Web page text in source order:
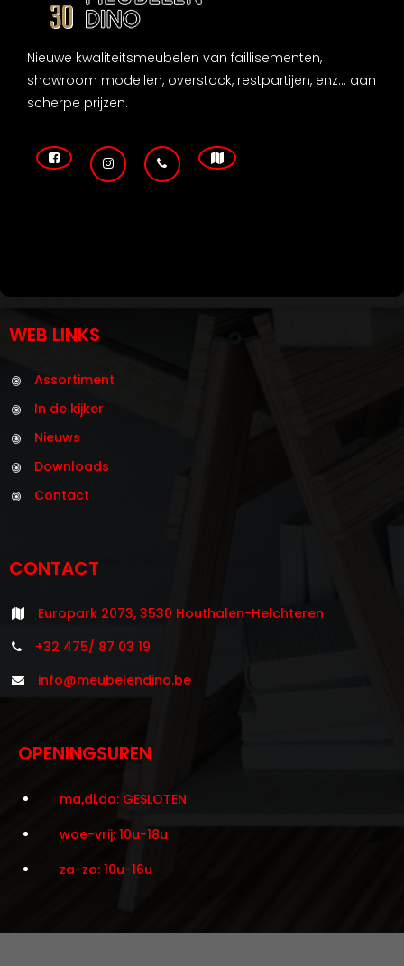
Nieuwe kwaliteitsmeubelen van faillisementen,
showroom modellen, overstock, restpartijen, enz... aan
scherpe prijzen.
WEB LINKS
Assortiment
In de kijker
Nieuws
Downloads
Contact
CONTACT
Europark 2073, 3530 Houthalen-Helchteren
+32 475/ 87 03 19
info@meubelendino.be
OPENINGSUREN
ma,di,do: GESLOTEN
woe-vrij: 10u-18u
za-zo: 10u-16u